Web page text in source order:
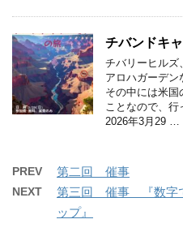
チバンドキ
チバリーヒルズ
アロハガーデン
その中には米国
ことなので、
2026年3月29 …
PREV 第二回 催事
NEXT
第三回 催事 『数字
ップ』